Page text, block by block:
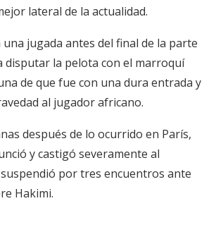
lateral de la actualidad.
jugada antes del final de la parte
disputar la pelota con el marroquí
de que fue con una dura entrada y
al jugador africano.
después de lo ocurrido en París,
y castigó severamente al
por tres encuentros ante
Hakimi.